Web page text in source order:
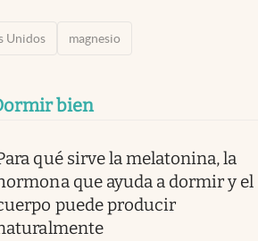
Unidos magnesio
bien
qué sirve la melatonina, la
que ayuda a dormir y el
puede producir